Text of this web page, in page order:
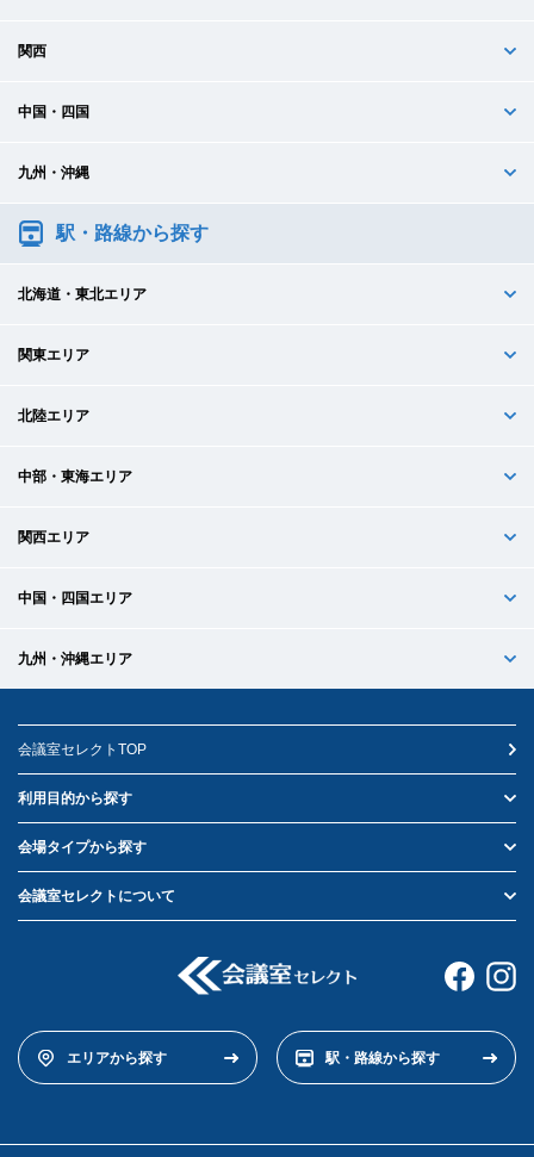
関西
中国・四国
九州・沖縄
駅・路線から探す
北海道・東北エリア
関東エリア
北陸エリア
中部・東海エリア
関西エリア
中国・四国エリア
九州・沖縄エリア
会議室セレクトTOP
利用目的から探す
会場タイプから探す
会議室セレクトについて
エリアから探す 駅・路線から探す